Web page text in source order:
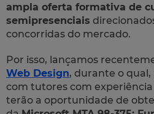
ampla oferta formativa de
semipresenciais
concorridas do mercado.
Por isso, lançamos
Web Design, durante o
com tutores com
terão a oportunidade de